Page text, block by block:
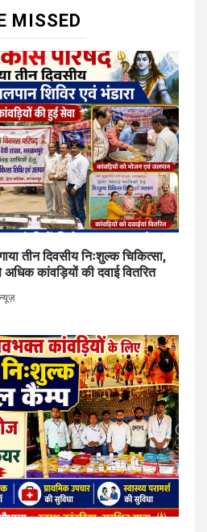
MISSED
तीन दिवसीय निःशुल्क चिकित्सा,
कांवड़ियों की दवाई वितरित